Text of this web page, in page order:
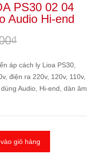
PS30 02 04
Audio Hi-end
áp cách ly Lioa PS30,
điện ra 220v, 120v, 110v,
Audio, Hi-end, dàn âm
giỏ hàng